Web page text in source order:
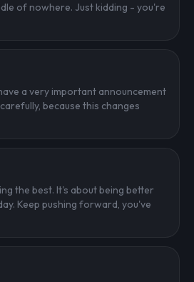
of nowhere. Just kidding - you're
a very important announcement
because this changes
the best. It's about being better
Keep pushing forward, you've